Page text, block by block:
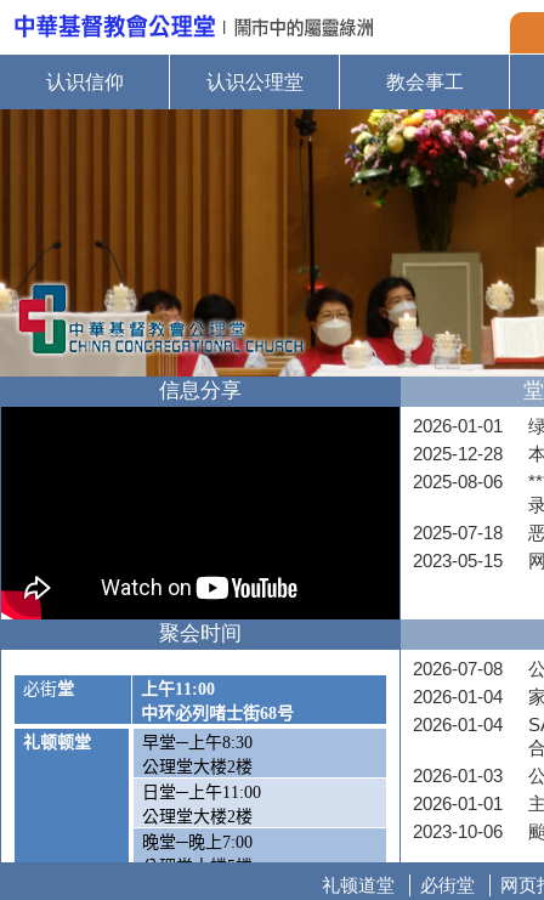
认识信仰 认识公理堂 教会事工
信息分享
2026-01-01
2025-12-28
2025-08-06
2025-07-18
2023-05-15
聚会时间
必街堂 上午11:00
中环必列啫士街68号
礼顿顿堂
早堂─上午8:30
公理堂大楼2楼
日堂─上午11:00
公理堂大楼2楼
晚堂─晚上7:00
公理堂大楼5楼
2026-07-08
2026-01-04
2026-01-04
2026-01-03
2026-01-01
2023-10-06
礼顿道堂 必街堂 网页